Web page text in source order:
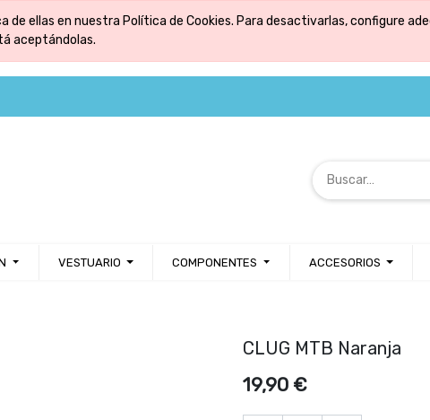
de ellas en nuestra Política de Cookies. Para desactivarlas, configure
aceptándolas.
VESTUARIO COMPONENTES ACCESORIOS
CLUG MTB Naranja
19,90 €